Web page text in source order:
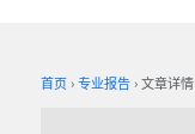
首页 专业报告 文章详情